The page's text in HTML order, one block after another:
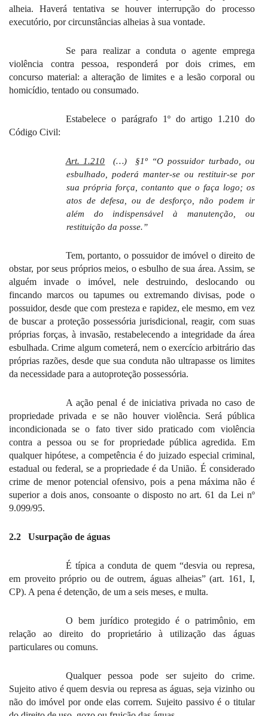
alheia. Haverá tentativa se houver interrupção do processo
executório, por circunstâncias alheias à sua vontade.
Se para realizar a conduta o agente emprega
violência contra pessoa, responderá por dois crimes, em
concurso material: a alteração de limites e a lesão corporal ou
homicídio, tentado ou consumado.
Estabelece o parágrafo 1º do artigo 1.210 do
Código Civil:
Art. 1.210 (…) §1º “O possuidor turbado, ou
esbulhado, poderá manter-se ou restituir-se por
sua própria força, contanto que o faça logo; os
atos de defesa, ou de desforço, não podem ir
além do indispensável à manutenção, ou
restituição da posse.”
Tem, portanto, o possuidor de imóvel o direito de
obstar, por seus próprios meios, o esbulho de sua área. Assim, se
alguém invade o imóvel, nele destruindo, deslocando ou
fincando marcos ou tapumes ou extremando divisas, pode o
possuidor, desde que com presteza e rapidez, ele mesmo, em vez
de buscar a proteção possessória jurisdicional, reagir, com suas
próprias forças, à invasão, restabelecendo a integridade da área
esbulhada. Crime algum cometerá, nem o exercício arbitrário das
próprias razões, desde que sua conduta não ultrapasse os limites
da necessidade para a autoproteção possessória.
A ação penal é de iniciativa privada no caso de
propriedade privada e se não houver violência. Será pública
incondicionada se o fato tiver sido praticado com violência
contra a pessoa ou se for propriedade pública agredida. Em
qualquer hipótese, a competência é do juizado especial criminal,
estadual ou federal, se a propriedade é da União. É considerado
crime de menor potencial ofensivo, pois a pena máxima não é
superior a dois anos, consoante o disposto no art. 61 da Lei nº
9.099/95.
2.2 Usurpação de águas
É típica a conduta de quem “desvia ou represa,
em proveito próprio ou de outrem, águas alheias” (art. 161, I,
CP). A pena é detenção, de um a seis meses, e multa.
O bem jurídico protegido é o patrimônio, em
relação ao direito do proprietário à utilização das águas
particulares ou comuns.
Qualquer pessoa pode ser sujeito do crime.
Sujeito ativo é quem desvia ou represa as águas, seja vizinho ou
não do imóvel por onde elas correm. Sujeito passivo é o titular